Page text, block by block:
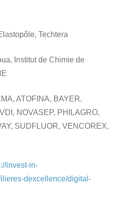
Techtera
Institut de Chimie de
ATOFINA, BAYER,
NOVASEP, PHILAGRO,
SUDFLUOR, VENCOREX,
invest-in-
dexcellence/digital-